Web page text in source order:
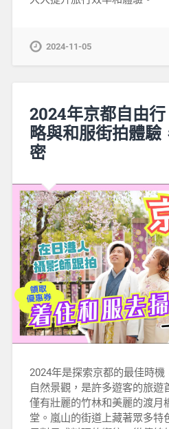
2024-11-05
2024年京都自由
略與和服街拍體驗
密
2024年是探索京都的最佳時
自然景觀，是許多遊客的旅遊
僅有壯麗的竹林和美麗的渡月
堂。嵐山的街道上藏著眾多特